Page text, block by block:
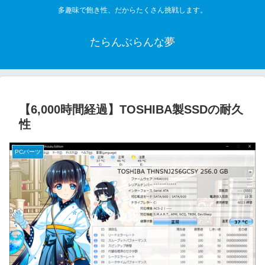
多趣味で飽き性、だからたくさん挑戦します。
たらんぶらんな夢
【6,000時間経過】TOSHIBA製SSDの耐久
性
PCパーツ